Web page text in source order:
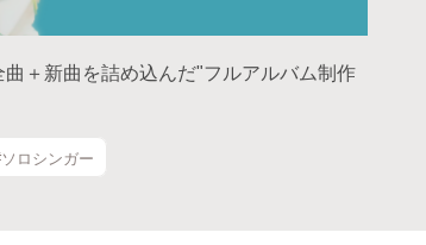
曲＋新曲を詰め込んだ"フルアルバム制作
ロシンガー